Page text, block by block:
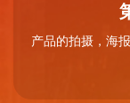
产品的拍摄，海